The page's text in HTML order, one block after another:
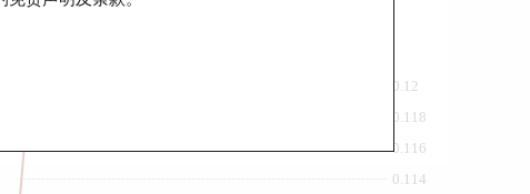
0.114
0.116
0.118
0.12